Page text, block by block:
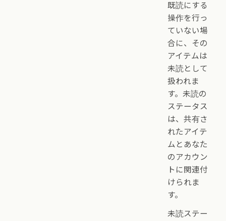
既読にする
操作を行っ
ていない場
合に、その
アイテムは
未読として
扱われま
す。未読の
ステータス
は、共有さ
れたアイテ
ムとあなた
のアカウン
トに関連付
けられま
す。
未読ステー